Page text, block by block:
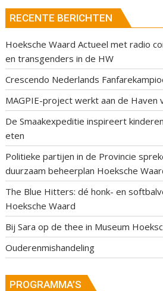
RECENTE BERICHTEN
Hoeksche Waard Actueel met radio
en transgenders in de HW
Crescendo Nederlands
MAGPIE-project werkt aan de Haven
De Smaakexpeditie inspireert
eten
Politieke partijen in de Provincie
duurzaam beheerplan Hoeksche
The Blue Hitters: dé honk- en
Hoeksche Waard
Bij Sara op de thee in Museum
Ouderenmishandeling
PROGRAMMA’S